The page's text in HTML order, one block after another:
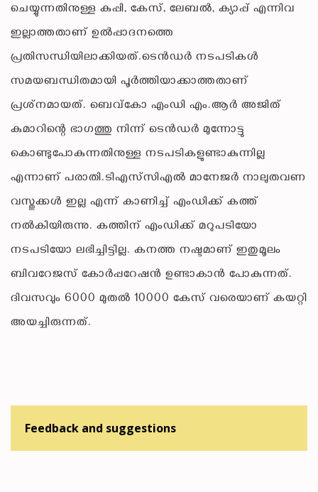
ചെയ്യുന്നതിനുള്ള കുപ്പി, കേസ്, ലേബല്‍, ക്യാപ്പ് എന്നിവ
ഇല്ലാത്തതാണ് ഉല്‍പ്പാദനത്തെ
പ്രതിസന്ധിയിലാക്കിയത്.ടെന്‍ഡര്‍ നടപടികള്‍
സമയബന്ധിതമായി പൂര്‍ത്തിയാക്കാത്തതാണ്
പ്രശ്‌നമായത്. ബെവ്‌കോ എംഡി എം.ആര്‍ അജിത്
കുമാറിന്റെ ഭാഗത്തു നിന്ന് ടെന്‍ഡര്‍ മുന്നോട്ടു
കൊണ്ടുപോകുന്നതിനുള്ള നടപടികളുണ്ടാകുന്നില്ല
എന്നാണ് പരാതി.ടിഎസ്‌സിഎല്‍ മാനേജര്‍ നാലുതവണ
വസ്തുക്കള്‍ ഇല്ല എന്ന് കാണിച്ച് എംഡിക്ക് കത്ത്
നല്‍കിയിരുന്നു. കത്തിന് എംഡിക്ക് മറുപടിയോ
നടപടിയോ ലഭിച്ചിട്ടില്ല. കനത്ത നഷ്ടമാണ് ഇതുമൂലം
ബിവറേജസ് കോര്‍പ്പറേഷന്‍ ഉണ്ടാകാന്‍ പോകുന്നത്.
ദിവസവും 6000 മുതല്‍ 10000 കേസ് വരെയാണ് കയറ്റി
അയച്ചിരുന്നത്.
Feedback and suggestions